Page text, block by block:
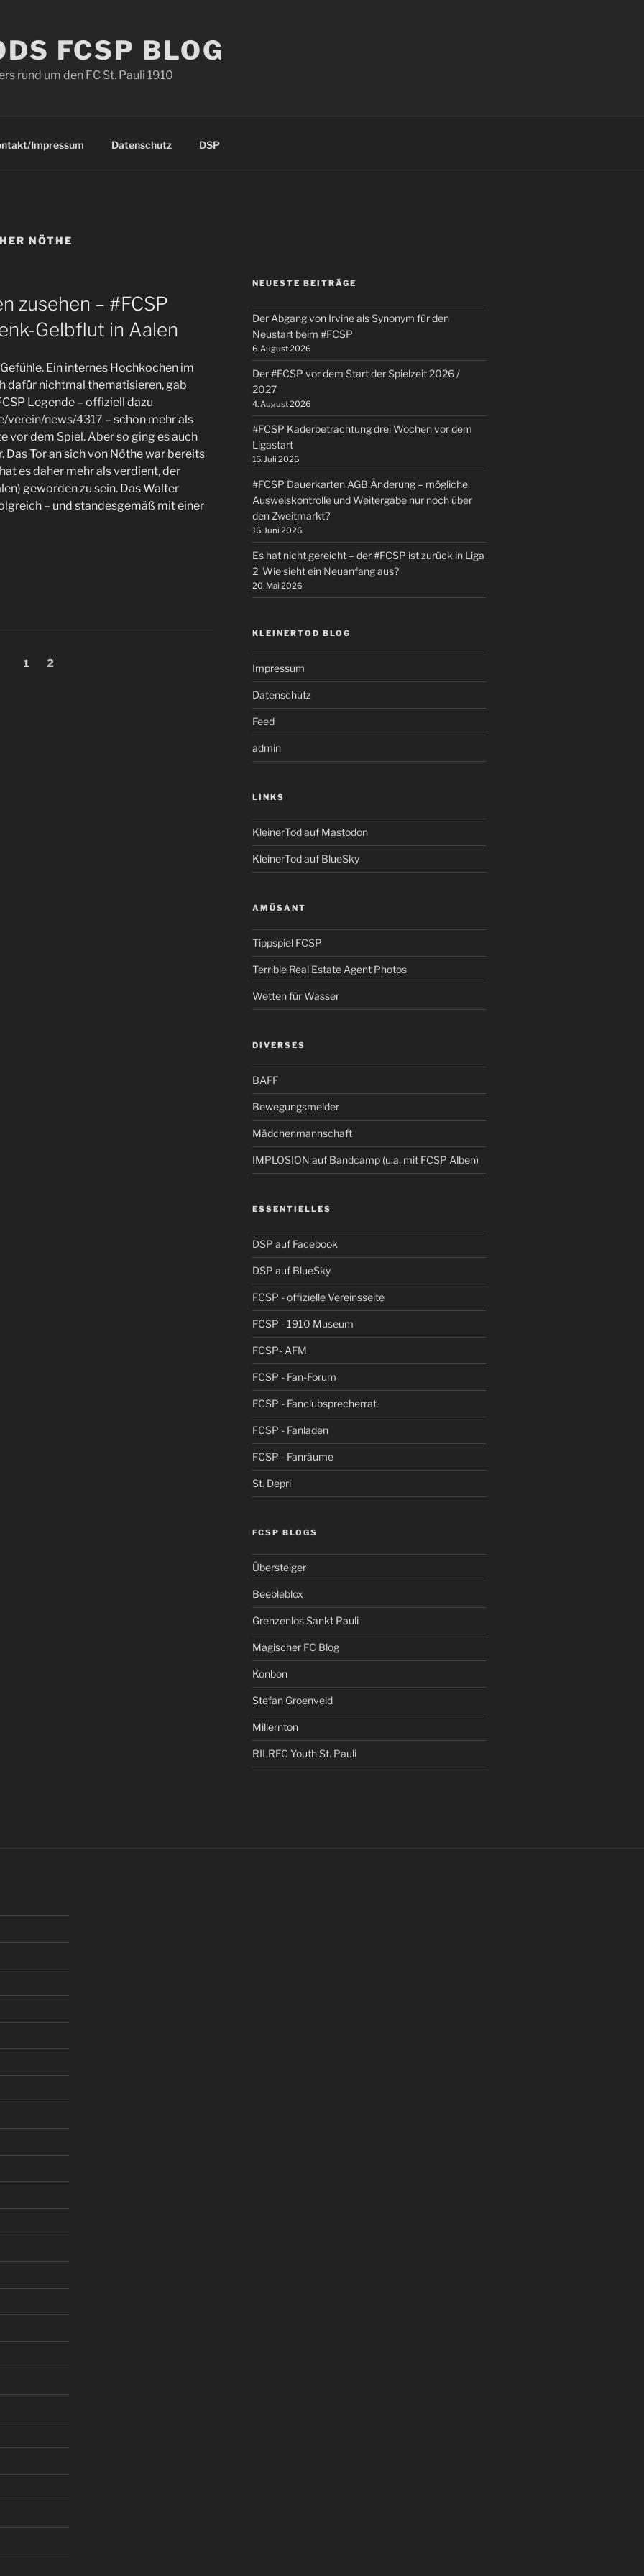
FCSP BLOG
rund um den FC St. Pauli 1910
Impressum Datenschutz DSP
NÖTHE
zusehen – #FCSP
Gelbflut in Aalen
Ein internes Hochkochen im
dafür nichtmal thematisieren, gab
Legende – offiziell dazu
verein/news/4317 – schon mehr als
vor dem Spiel. Aber so ging es auch
Tor an sich von Nöthe war bereits
es daher mehr als verdient, der
geworden zu sein. Das Walter
– und standesgemäß mit einer
Seite
1 Seite
2
NEUESTE BEITRÄGE
Der Abgang von Irvine als Synonym für den
Neustart beim #FCSP
6. August 2026
Der #FCSP vor dem Start der Spielzeit 2026 /
2027
4. August 2026
#FCSP Kaderbetrachtung drei Wochen vor dem
Ligastart
15. Juli 2026
#FCSP Dauerkarten AGB Änderung – mögliche
Ausweiskontrolle und Weitergabe nur noch über
den Zweitmarkt?
16. Juni 2026
Es hat nicht gereicht – der #FCSP ist zurück in Liga
2. Wie sieht ein Neuanfang aus?
20. Mai 2026
KLEINERTOD BLOG
Impressum
Datenschutz
Feed
admin
LINKS
KleinerTod auf Mastodon
KleinerTod auf BlueSky
AMÜSANT
Tippspiel FCSP
Terrible Real Estate Agent Photos
Wetten für Wasser
DIVERSES
BAFF
Bewegungsmelder
Mädchenmannschaft
IMPLOSION auf Bandcamp (u.a. mit FCSP Alben)
ESSENTIELLES
DSP auf Facebook
DSP auf BlueSky
FCSP - offizielle Vereinsseite
FCSP - 1910 Museum
FCSP- AFM
FCSP - Fan-Forum
FCSP - Fanclubsprecherrat
FCSP - Fanladen
FCSP - Fanräume
St. Depri
FCSP BLOGS
Übersteiger
Beebleblox
Grenzenlos Sankt Pauli
Magischer FC Blog
Konbon
Stefan Groenveld
Millernton
RILREC Youth St. Pauli